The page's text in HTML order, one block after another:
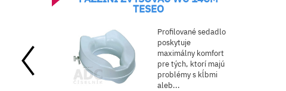
TESEO
Profilované sedadlo
poskytuje
maximálny komfort
pre tých, ktorí majú
problémy s kĺbmi
aleb...